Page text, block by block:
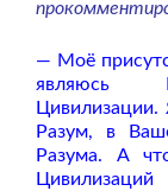
— Моё
являюсь
Разум, в
Разума. А